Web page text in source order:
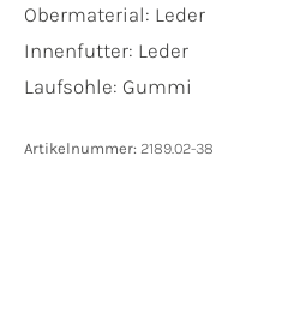
Obermaterial: Leder
Innenfutter: Leder
Laufsohle: Gummi
Artikelnummer: 2189.02-38